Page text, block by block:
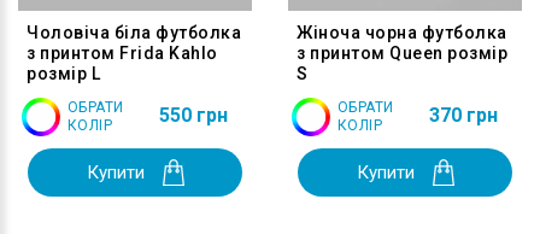
Чоловіча біла футболка
з принтом Frida Kahlo
розмір L
ОБРАТИ
КОЛІР
550 грн
Купити
Жіноча чорна футболка
з принтом Queen розмір
S
ОБРАТИ
КОЛІР
370 грн
Купити